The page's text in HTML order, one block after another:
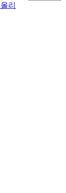
올리